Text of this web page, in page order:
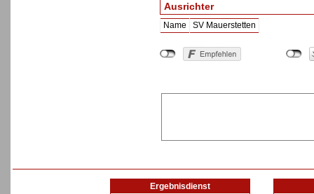
Ausrichter
Name SV Mauerstetten
Ergebnisdienst